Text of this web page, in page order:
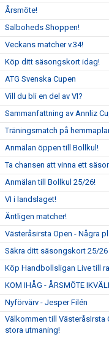
Årsmöte!
Salboheds Shoppen!
Veckans matcher v.34!
Köp ditt säsongskort idag!
ATG Svenska Cupen
Vill du bli en del av VI?
Sammanfattning av Annliz
Träningsmatch på
Anmälan öppen till Bollkul!
Ta chansen att vinna ett
Anmälan till Bollkul 25/26!
VI i landslaget!
Äntligen matcher!
Västeråsirsta Open - Några
Säkra ditt säsongskort 25/
Köp Handbollsligan Live till
KOM IHÅG - ÅRSMÖTE
Nyförvärv - Jesper Filén
Välkommen till
stora utmaning!